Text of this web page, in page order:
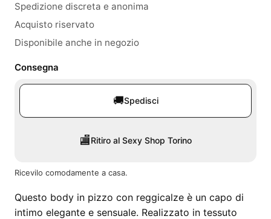
Spedizione discreta e anonima
Acquisto riservato
Disponibile anche in negozio
Consegna
🚚Spedisci
🏬Ritiro al Sexy Shop Torino
Ricevilo comodamente a casa.
Questo body in pizzo con reggicalze è un capo di
intimo elegante e sensuale. Realizzato in tessuto